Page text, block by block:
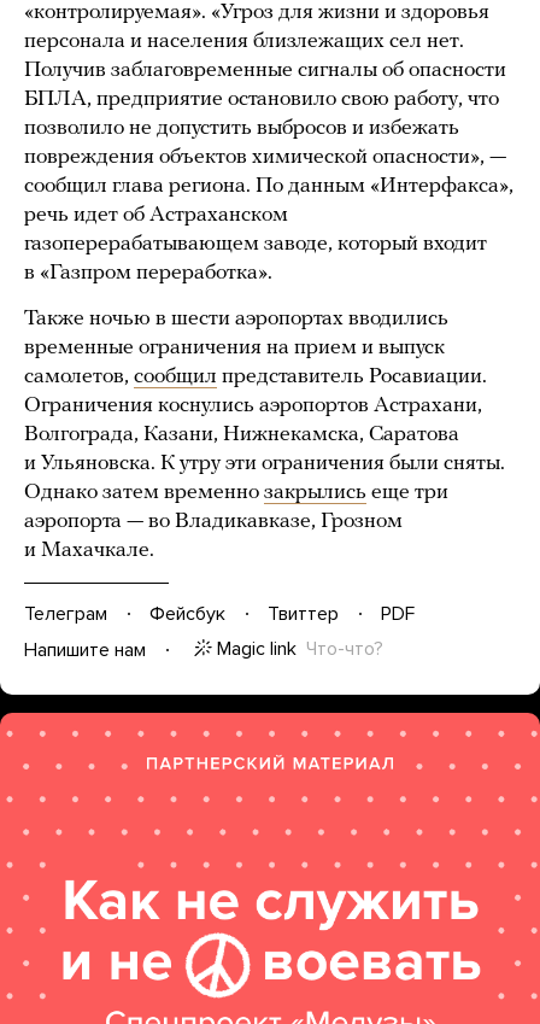
«контролируемая». «Угроз для жизни и здоровья
персонала и населения близлежащих сел нет.
Получив заблаговременные сигналы об опасности
БПЛА, предприятие остановило свою работу, что
позволило не допустить выбросов и избежать
повреждения объектов химической опасности», —
сообщил глава региона. По данным «Интерфакса»,
речь идет об Астраханском
газоперерабатывающем заводе, который входит
в «Газпром переработка».
Также ночью в шести аэропортах вводились
временные ограничения на прием и выпуск
самолетов, сообщил представитель Росавиации.
Ограничения коснулись аэропортов Астрахани,
Волгограда, Казани, Нижнекамска, Саратова
и Ульяновска. К утру эти ограничения были сняты.
Однако затем временно закрылись еще три
аэропорта — во Владикавказе, Грозном
и Махачкале.
Телеграм Фейсбук Твиттер
PDF
Напишите нам
Magic link Что-что?